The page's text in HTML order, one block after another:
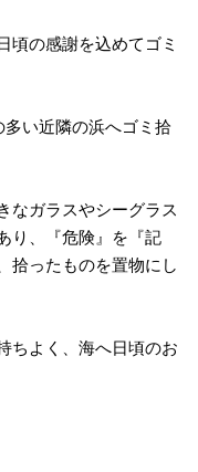
頃の感謝を込めてゴミ
い近隣の浜へゴミ拾
なガラスやシーグラス
り、『危険』を『記
拾ったものを置物にし
ちよく、海へ日頃のお